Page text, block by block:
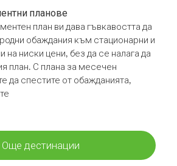
планове
план ви дава гъвкавостта да
обаждания към стационарни и
на ниски цени, без да се налага да
план. С плана за месечен
да спестите от обажданията,
Още дестинации